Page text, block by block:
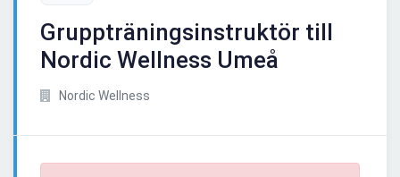
Gruppträningsinstruktör till
Nordic Wellness Umeå
Nordic Wellness